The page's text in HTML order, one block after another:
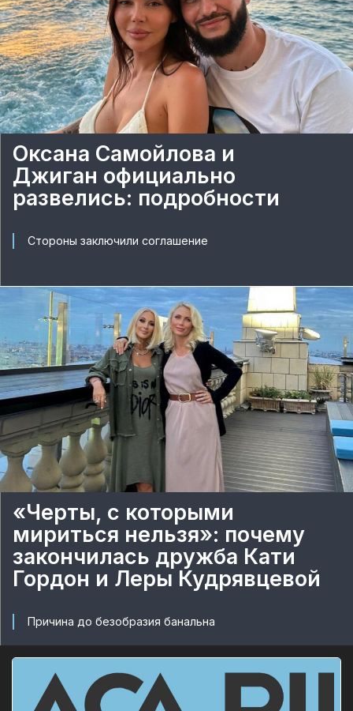
Оксана Самойлова и
Джиган официально
развелись: подробности
Стороны заключили соглашение
«Черты, с которыми
мириться нельзя»: почему
закончилась дружба Кати
Гордон и Леры Кудрявцевой
Причина до безобразия банальна